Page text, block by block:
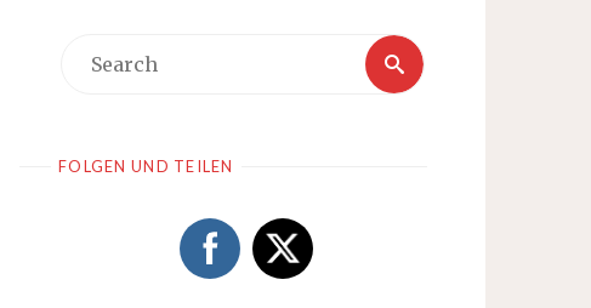
Search
Search
FOLGEN UND TEILEN